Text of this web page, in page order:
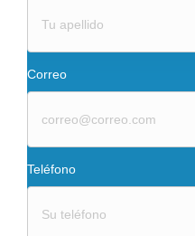
Correo
Teléfono